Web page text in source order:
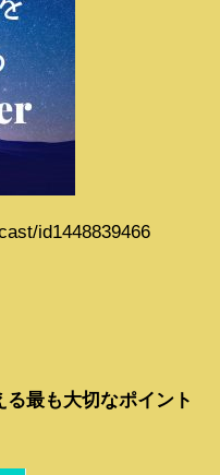
id1448839466
る最も大切なポイント